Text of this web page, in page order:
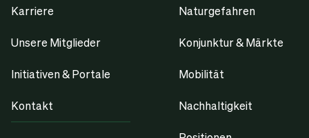
Karriere
Unsere Mitglieder
Initiativen & Portale
Kontakt
Naturgefahren
Konjunktur & Märkte
Mobilität
Nachhaltigkeit